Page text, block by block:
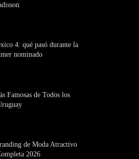
4: qué pasó durante la
nominado
Famosas de Todos los
de Moda Atractivo
2026